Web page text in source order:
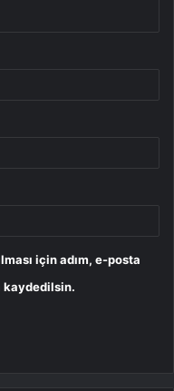
için adım, e-posta
kaydedilsin.